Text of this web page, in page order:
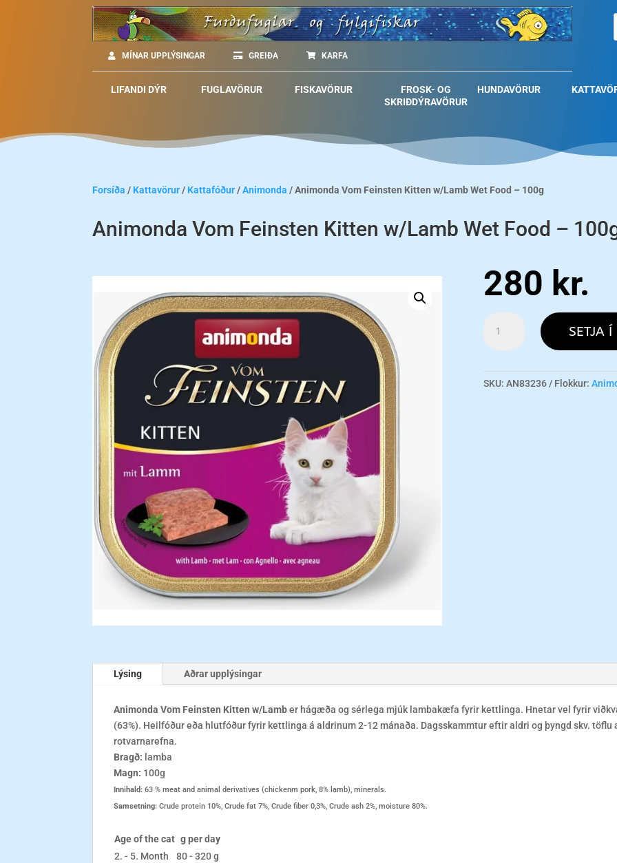
MÍNAR UPPLÝSINGAR GREIÐA KARFA
LIFANDI DÝR FUGLAVÖRUR FISKAVÖRUR
FROSK- OG
SKRIÐDÝRAVÖRUR
HUNDAVÖRUR
Forsíða / Kattavörur/ Kattafóður/Animonda / Animonda Vom Feinsten Kitten w/Lamb Wet Food – 100g
Animonda Vom Feinsten Kitten w/Lamb Wet Food –
280 kr.
Vom
w/Lamb
SETJA Í
SKU: AN83236 Flokkur:
Lýsing Aðrar upplýsingar
Animonda Vom Feinsten Kitten w/Lamber hágæða og sérlega mjúk lambakæfa fyrir kettlinga. Hnetar vel fyrir
(63%). Heilfóður eða hlutfóður fyrir kettlinga á aldrinum 2-12 mánaða. Dagsskammtur eftir aldri og þyngd skv. töflu
rotvarnarefna.
Bragð: lamba
Magn: 100g
Innihald: 63 % meat and animal derivatives (chickenm pork, 8% lamb), minerals.
Samsetning: Crude protein 10%, Crude fat 7%, Crude fiber 0,3%, Crude ash 2%, moisture 80%.
Age of the cat g per day
2. - 5. Month
80 - 320 g